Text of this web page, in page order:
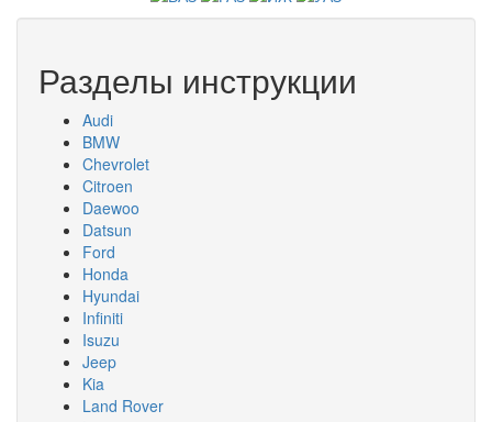
Разделы инструкции
Audi
BMW
Chevrolet
Citroen
Daewoo
Datsun
Ford
Honda
Hyundai
Infiniti
Isuzu
Jeep
Kia
Land Rover